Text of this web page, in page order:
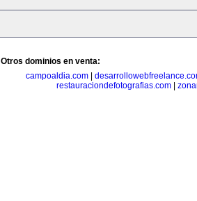
Otros dominios en venta:
campoaldia.com
restauraciondefotografias.com|